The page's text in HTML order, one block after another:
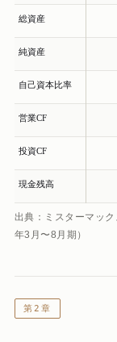
総資産
純資産
自己資本比率
営業CF
投資CF
現金残高
出典：ミスターマッ
年3月〜8月期）
第2章